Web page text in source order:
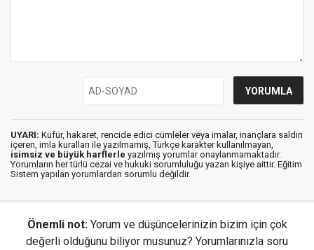
UYARI: Küfür, hakaret, rencide edici cümleler veya imalar, inançlara saldırı
içeren, imla kuralları ile yazılmamış, Türkçe karakter kullanılmayan,
isimsiz ve büyük harflerle yazılmış yorumlar onaylanmamaktadır.
Yorumların her türlü cezai ve hukuki sorumluluğu yazan kişiye aittir. Eğitim
Sistem yapılan yorumlardan sorumlu değildir.
Önemli not: Yorum ve düşüncelerinizin bizim için çok
değerli olduğunu biliyor musunuz? Yorumlarınızla soru